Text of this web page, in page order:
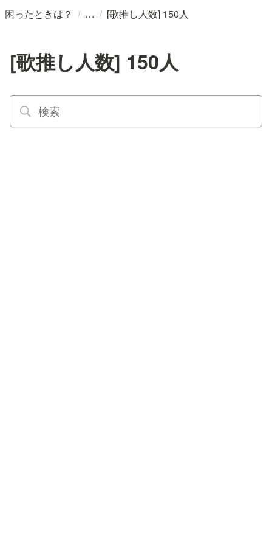
困ったときは？ / / [歌推し人数] 150人
[歌推し人数] 150人